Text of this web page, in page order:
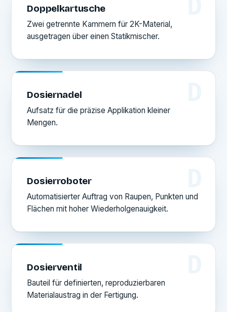
Doppelkartusche
Zwei getrennte Kammern für 2K-Material,
ausgetragen über einen Statikmischer.
Dosiernadel
Aufsatz für die präzise Applikation kleiner
Mengen.
Dosierroboter
Automatisierter Auftrag von Raupen, Punkten und
Flächen mit hoher Wiederholgenauigkeit.
Dosierventil
Bauteil für definierten, reproduzierbaren
Materialaustrag in der Fertigung.